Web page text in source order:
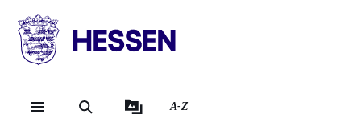
HESSEN
Landesregierung
A-Z